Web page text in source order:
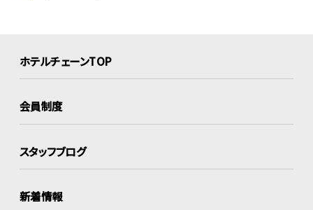
ホテルチェーンTOP
会員制度
スタッフブログ
新着情報